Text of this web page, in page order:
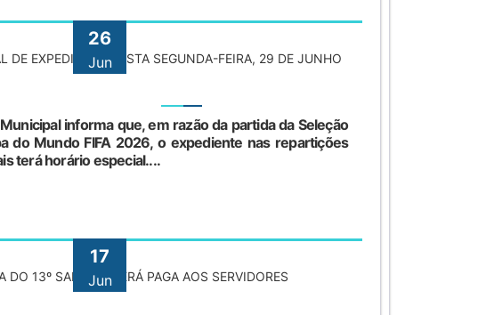
26
Jun
DE EXPEDIENTE NESTA SEGUNDA-FEIRA, 29 DE JUNHO
informa que, em razão da partida da Seleção
do Mundo FIFA 2026, o expediente nas repartições
terá horário especial....
17
Jun
DO 13º SALÁRIO SERÁ PAGA AOS SERVIDORES